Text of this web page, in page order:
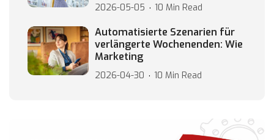
2026-05-05 10 Min Read
Automatisierte Szenarien für
verlängerte Wochenenden: Wie
Marketing
2026-04-30 10 Min Read